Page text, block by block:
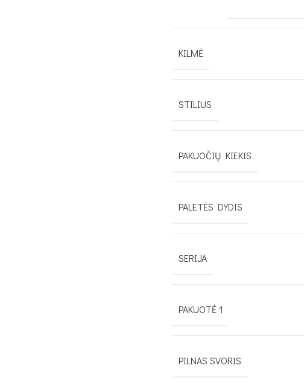
KILMĖ
STILIUS
PAKUOČIŲ KIEKIS
PALETĖS DYDIS
SERIJA
PAKUOTĖ 1
PILNAS SVORIS